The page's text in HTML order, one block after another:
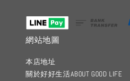
網站地圖
本店地址
關於好好生活ABOUT GOOD LIFE